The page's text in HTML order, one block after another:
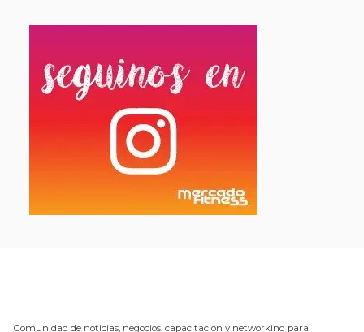
Comunidad de noticias, negocios, capacitación y networking para